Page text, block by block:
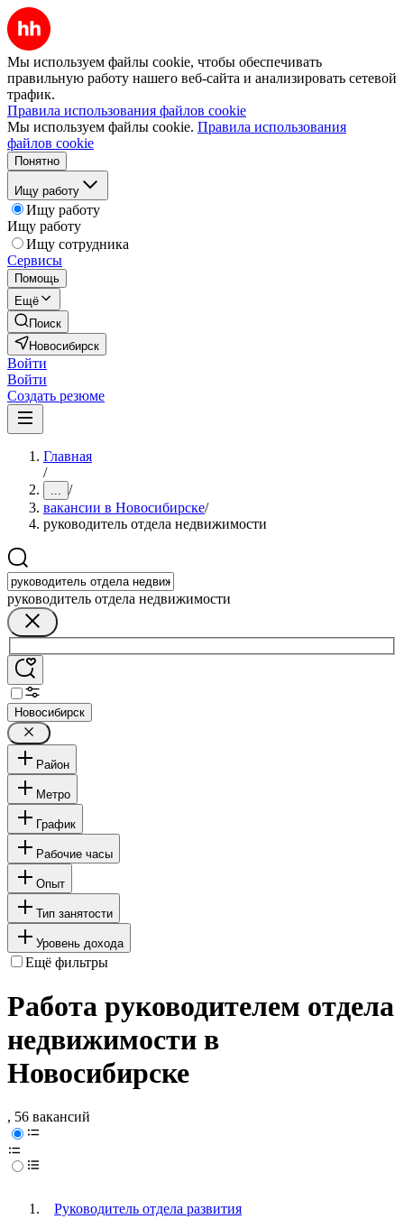
Мы используем файлы cookie, чтобы обеспечивать
правильную работу нашего веб-сайта и анализировать сетевой
трафик.
Правила использования файлов cookie
Мы используем файлы cookie. Правила использования
файлов cookie
Понятно
Ищу работу
Ищу работу
Ищу работу
Ищу сотрудника
Сервисы
Помощь
Ещё
Поиск
Новосибирск
Войти
Войти
Создать резюме
Главная
/
... /
вакансии в Новосибирске/
руководитель отдела недвижимости
руководитель отдела недвижимости
Новосибирск
Район
Метро
График
Рабочие часы
Опыт
Тип занятости
Уровень дохода
Ещё фильтры
Работа руководителем отдела
недвижимости в
Новосибирске
, 56 вакансий
Руководитель отдела развития